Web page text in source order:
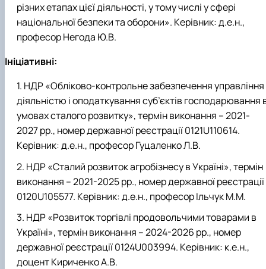
різних етапах цієї діяльності, у тому числі у сфері
національної безпеки та оборони». Керівник: д.е.н.,
професор Негода Ю.В.
Ініціативні:
НДР «Обліково-контрольне забезпечення управління
діяльністю і оподаткування суб’єктів господарювання
умовах сталого розвитку», термін виконання – 2021-
2027 рр., номер державної реєстрації 0121U110614.
Керівник: д.е.н., професор Гуцаленко Л.В.
НДР «Сталий розвиток агробізнесу в Україні», термін
виконання – 2021-2025 рр., номер державної реєстрації
0120U105577. Керівник: д.е.н., професор Ільчук М.М.
НДР «Розвиток торгівлі продовольчими товарами в
Україні», термін виконання – 2024-2026 рр., номер
державної реєстрації 0124U003994. Керівник: к.е.н.,
доцент Кириченко А.В.